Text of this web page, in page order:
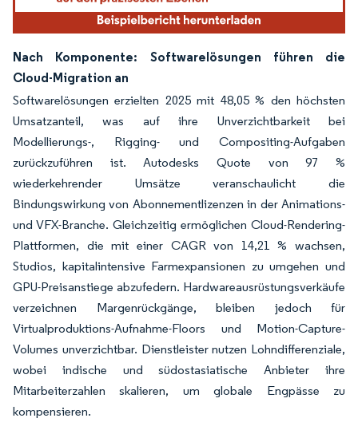
Nach Komponente: Softwarelösungen führen die
Cloud-Migration an
Softwarelösungen erzielten 2025 mit 48,05 % den höchsten
Umsatzanteil, was auf ihre Unverzichtbarkeit bei
Modellierungs-, Rigging- und Compositing-Aufgaben
zurückzuführen ist. Autodesks Quote von 97 %
wiederkehrender Umsätze veranschaulicht die
Bindungswirkung von Abonnementlizenzen in der Animations-
und VFX-Branche. Gleichzeitig ermöglichen Cloud-Rendering-
Plattformen, die mit einer CAGR von 14,21 % wachsen,
Studios, kapitalintensive Farmexpansionen zu umgehen und
GPU-Preisanstiege abzufedern. Hardwareausrüstungsverkäufe
verzeichnen Margenrückgänge, bleiben jedoch für
Virtualproduktions-Aufnahme-Floors und Motion-Capture-
Volumes unverzichtbar. Dienstleister nutzen Lohndifferenziale,
wobei indische und südostasiatische Anbieter ihre
Mitarbeiterzahlen skalieren, um globale Engpässe zu
kompensieren.